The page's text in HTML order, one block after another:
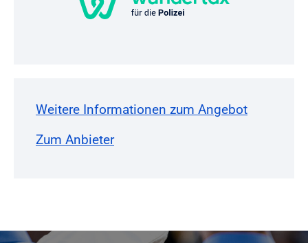
Weitere Informationen zum Angebot
Zum Anbieter